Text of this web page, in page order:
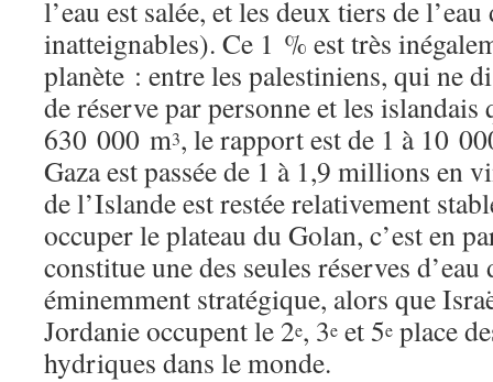
l’eau est salée, et les deux tiers de
inatteignables). Ce 1 % est très
planète : entre les palestiniens, qui ne
de réserve par personne et les
630 000 m3, le rapport est de 1 à 10
Gaza est passée de 1 à 1,9 millions en
de l’Islande est restée relativement
occuper le plateau du Golan, c’est en
constitue une des seules réserves
éminemment stratégique, alors que
Jordanie occupent le 2e, 3e et 5e place
hydriques dans le monde.